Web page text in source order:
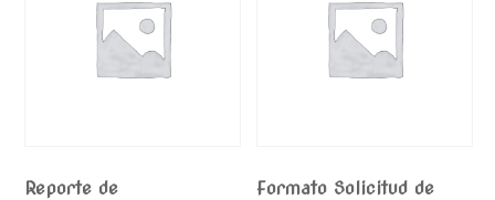
Reporte de
Formato Solicitud de